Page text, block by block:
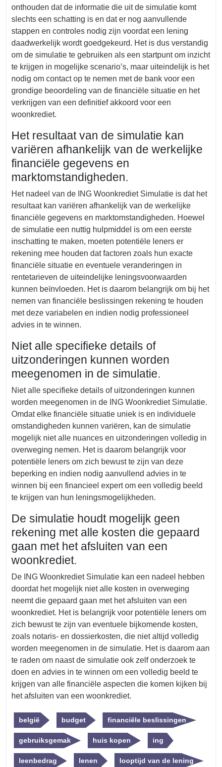
onthouden dat de informatie die uit de simulatie komt
slechts een schatting is en dat er nog aanvullende
stappen en controles nodig zijn voordat een lening
daadwerkelijk wordt goedgekeurd. Het is dus verstandig
om de simulatie te gebruiken als een startpunt om inzicht
te krijgen in mogelijke scenario’s, maar uiteindelijk is het
nodig om contact op te nemen met de bank voor een
grondige beoordeling van de financiële situatie en het
verkrijgen van een definitief akkoord voor een
woonkrediet.
Het resultaat van de simulatie kan
variëren afhankelijk van de werkelijke
financiële gegevens en
marktomstandigheden.
Het nadeel van de ING Woonkrediet Simulatie is dat het
resultaat kan variëren afhankelijk van de werkelijke
financiële gegevens en marktomstandigheden. Hoewel
de simulatie een nuttig hulpmiddel is om een eerste
inschatting te maken, moeten potentiële leners er
rekening mee houden dat factoren zoals hun exacte
financiële situatie en eventuele veranderingen in
rentetarieven de uiteindelijke leningsvoorwaarden
kunnen beïnvloeden. Het is daarom belangrijk om bij het
nemen van financiële beslissingen rekening te houden
met deze variabelen en indien nodig professioneel
advies in te winnen.
Niet alle specifieke details of
uitzonderingen kunnen worden
meegenomen in de simulatie.
Niet alle specifieke details of uitzonderingen kunnen
worden meegenomen in de ING Woonkrediet Simulatie.
Omdat elke financiële situatie uniek is en individuele
omstandigheden kunnen variëren, kan de simulatie
mogelijk niet alle nuances en uitzonderingen volledig in
overweging nemen. Het is daarom belangrijk voor
potentiële leners om zich bewust te zijn van deze
beperking en indien nodig aanvullend advies in te
winnen bij een financieel expert om een volledig beeld
te krijgen van hun leningsmogelijkheden.
De simulatie houdt mogelijk geen
rekening met alle kosten die gepaard
gaan met het afsluiten van een
woonkrediet.
De ING Woonkrediet Simulatie kan een nadeel hebben
doordat het mogelijk niet alle kosten in overweging
neemt die gepaard gaan met het afsluiten van een
woonkrediet. Het is belangrijk voor potentiële leners om
zich bewust te zijn van eventuele bijkomende kosten,
zoals notaris- en dossierkosten, die niet altijd volledig
worden meegenomen in de simulatie. Het is daarom aan
te raden om naast de simulatie ook zelf onderzoek te
doen en advies in te winnen om een volledig beeld te
krijgen van alle financiële aspecten die komen kijken bij
het afsluiten van een woonkrediet.
belgië budget financiële beslissingen
gebruiksgemak huis kopen ing
leenbedrag lenen looptijd van de lening